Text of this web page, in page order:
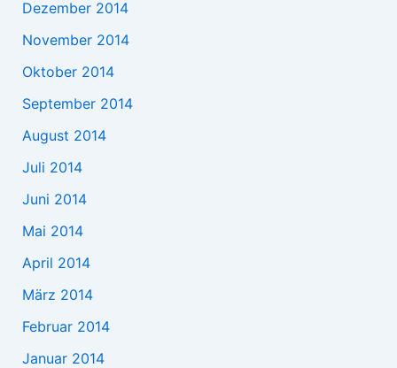
Dezember 2014
November 2014
Oktober 2014
September 2014
August 2014
Juli 2014
Juni 2014
Mai 2014
April 2014
März 2014
Februar 2014
Januar 2014